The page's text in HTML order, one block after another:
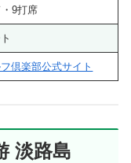
9打席
倶楽部公式サイト
淡路島